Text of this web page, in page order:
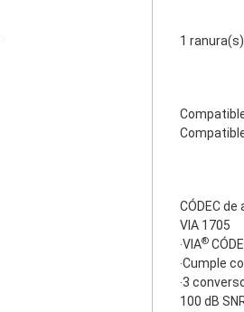
1 ranura(s)
CÓDEC de
VIA 1705
‧VIA®
‧Cumple
‧3
100 dB